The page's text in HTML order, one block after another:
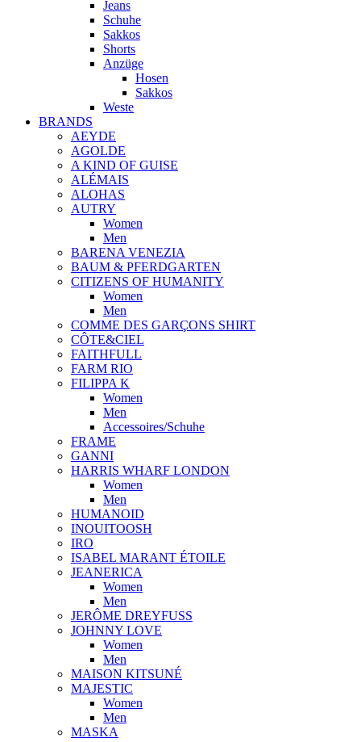
Jeans
Schuhe
Sakkos
Shorts
Anzüge
Hosen
Sakkos
Weste
BRANDS
AEYDE
AGOLDE
A KIND OF GUISE
ALÉMAIS
ALOHAS
AUTRY
Women
Men
BARENA VENEZIA
BAUM & PFERDGARTEN
CITIZENS OF HUMANITY
Women
Men
COMME DES GARÇONS SHIRT
CÔTE&CIEL
FAITHFULL
FARM RIO
FILIPPA K
Women
Men
Accessoires/Schuhe
FRAME
GANNI
HARRIS WHARF LONDON
Women
Men
HUMANOID
INOUITOOSH
IRO
ISABEL MARANT ÉTOILE
JEANERICA
Women
Men
JERÔME DREYFUSS
JOHNNY LOVE
Women
Men
MAISON KITSUNÉ
MAJESTIC
Women
Men
MASKA